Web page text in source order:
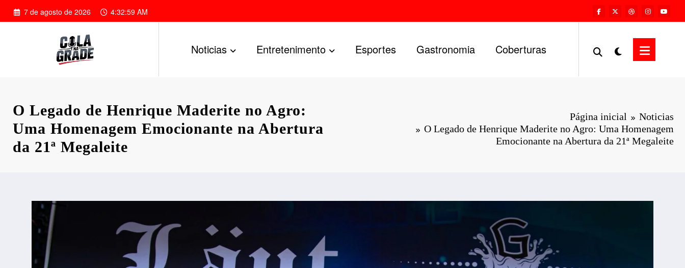
Pular
para
7 de agosto de 2026 4:33:01 AM
Noticias Entretenimento Esportes Gastronomia Coberturas
O Legado de Henrique Maderite no Agro:
Uma Homenagem Emocionante na Abertura
da 21ª Megaleite
Página inicial
Noticias
O Legado de Henrique Maderite no Agro: Uma Homenagem
Emocionante na Abertura da 21ª Megaleite